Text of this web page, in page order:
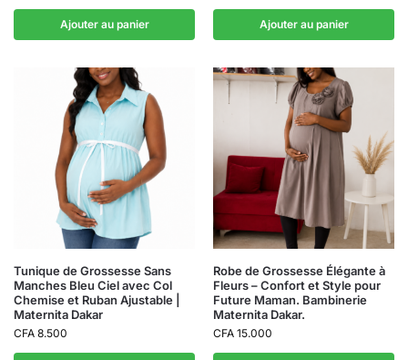
Ajouter au panier Ajouter au panier
Tunique de Grossesse Sans
Manches Bleu Ciel avec Col
Chemise et Ruban Ajustable |
Maternita Dakar
CFA 8.500
Robe de Grossesse Élégante à
Fleurs – Confort et Style pour
Future Maman. Bambinerie
Maternita Dakar.
CFA 15.000